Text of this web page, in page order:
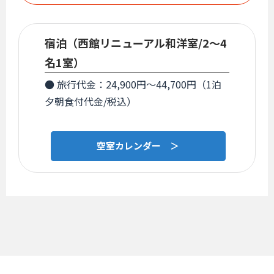
宿泊（西館リニューアル和洋室/2～4
名1室）
● 旅行代金：24,900円～44,700円（1泊
夕朝食付代金/税込）
空室カレンダー ＞